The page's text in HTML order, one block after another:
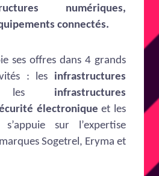
numériques,
connectés.
ses offres dans 4 grands
: les infrastructures
infrastructures
électroniqueet les
sur l’expertise
Sogetrel, Eryma et